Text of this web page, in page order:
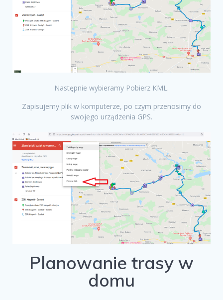
Następnie wybieramy Pobierz KML.
Zapisujemy plik w komputerze, po czym przenosimy do
swojego urządzenia GPS.
Planowanie trasy w
domu